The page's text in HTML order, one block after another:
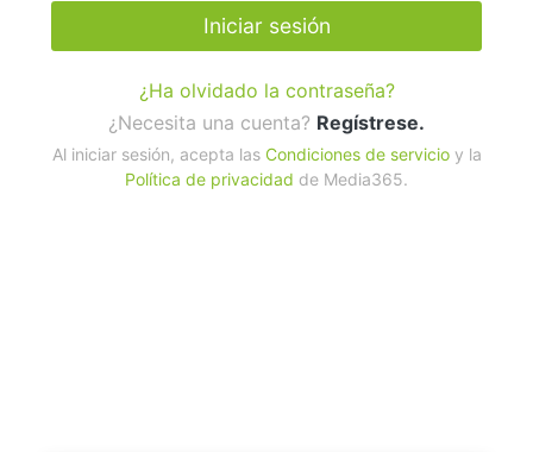
Iniciar sesión
¿Ha olvidado la contraseña?
¿Necesita una cuenta? Regístrese.
Al iniciar sesión, acepta las Condiciones de servicioy la
Política de privacidad de Media365.